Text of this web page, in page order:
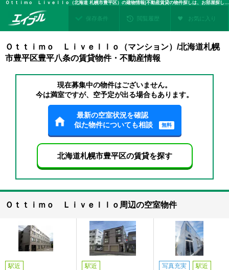
Ｏｔｔｉｍｏ Ｌｉｖｅｌｌｏ（北海道 札幌市豊平区）の建物情報|不動産賃貸の物件探しは、お部屋探しのエイブル
保存条件 閲覧履歴 お気に入り
Ｏｔｔｉｍｏ Ｌｉｖｅｌｌｏ（マンション）/北海道札幌
市豊平区豊平八条の賃貸物件・不動産情報
現在募集中の物件はございません。
今は満室ですが、空予定が出る場合もあります。
最新の空室状況を確認
似た物件についても相談
無料
北海道札幌市豊平区の賃貸を探す
Ｏｔｔｉｍｏ Ｌｉｖｅｌｌｏ周辺の空室物件
駅近 駅近 写真充実 駅近